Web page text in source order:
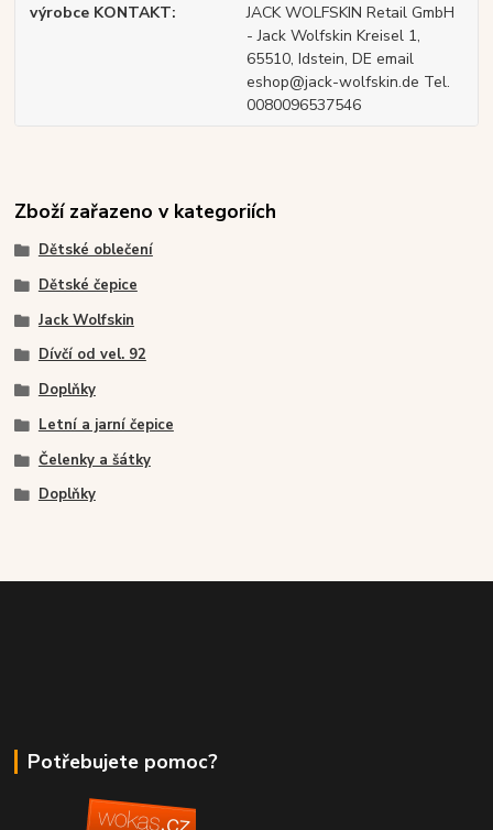
výrobce KONTAKT
JACK WOLFSKIN Retail GmbH
- Jack Wolfskin Kreisel 1,
65510, Idstein, DE email
eshop@jack-wolfskin.de Tel.
0080096537546
Zboží zařazeno v kategoriích
Dětské oblečení
Dětské čepice
Jack Wolfskin
Dívčí od vel. 92
Doplňky
Letní a jarní čepice
Čelenky a šátky
Doplňky
Potřebujete pomoc?